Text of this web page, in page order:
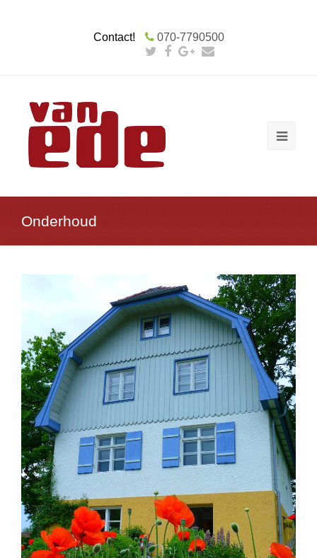
Contact! 070-7790500
Onderhoud